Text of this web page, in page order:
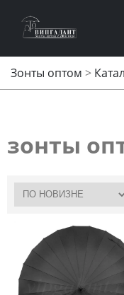
Зонты оптом >
зонты